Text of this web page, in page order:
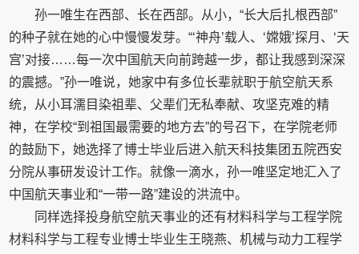
孙一唯生在西部、长在西部。从小，“长大后扎根西部”
的种子就在她的心中慢慢发芽。“‘神舟’载人、‘嫦娥’探月、‘天
宫’对接……每一次中国航天向前跨越一步，都让我感到深深
的震撼。”孙一唯说，她家中有多位长辈就职于航空航天系
统，从小耳濡目染祖辈、父辈们无私奉献、攻坚克难的精
神，在学校“到祖国最需要的地方去”的号召下，在学院老师
的鼓励下，她选择了博士毕业后进入航天科技集团五院西安
分院从事研发设计工作。就像一滴水，孙一唯坚定地汇入了
中国航天事业和“一带一路”建设的洪流中。
同样选择投身航空航天事业的还有材料科学与工程学院
材料科学与工程专业博士毕业生王晓燕、机械与动力工程学